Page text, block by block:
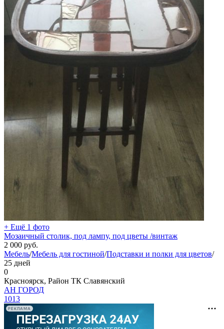
+ Ещё 1 фото
Мозаичный столик, под лампу, под цветы /винтаж
2 000 руб.
Мебель/Мебель для гостиной/Подставки и полки для цветов/
25 дней
0
Красноярск, Район ТК Славянский
АН ГОРОД
1013
РЕКЛАМА